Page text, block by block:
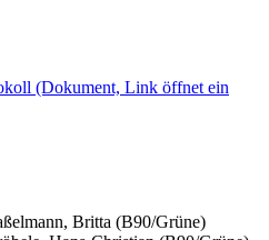
(Dokument, Link öffnet ein
Britta (B90/Grüne)